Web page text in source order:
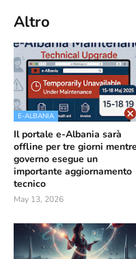
Altro
E-ALBANIA
Il portale e-Albania sarà
offline per tre giorni
governo esegue un
importante aggiornamento
tecnico
May 13, 2026